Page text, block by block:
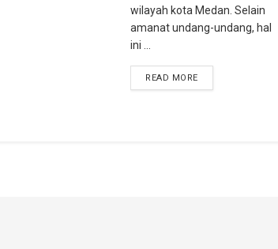
wilayah kota Medan. Selain
amanat undang-undang, hal
ini ...
READ MORE